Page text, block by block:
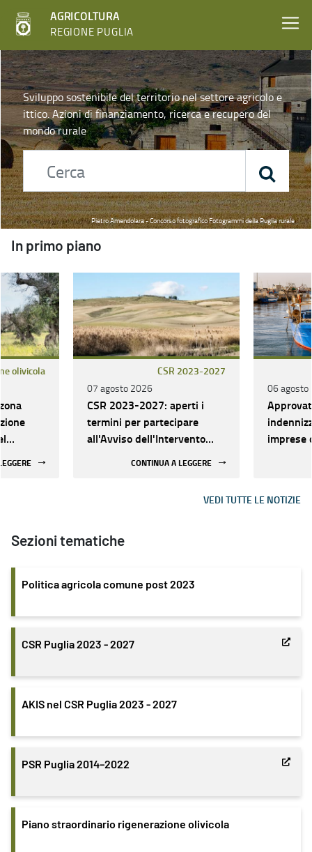
AGRICOLTURA
REGIONE PUGLIA
Home - Agricoltura
Sviluppo sostenibile del territorio nel settore agricolo e
ittico. Azioni di finanziamento, ricerca e recupero del
mondo rurale
Pietro Amendolara - Concorso fotografico Fotogrammi della Puglia rurale
In primo piano
olivicola
CSR 2023-2027
07 agosto 2026
CSR 2023-2027: aperti i
termini per partecipare
all'Avviso dell'Intervento
CONTINUA A LEGGERE
06 agosto
imprese
Oriente
VEDI TUTTE LE NOTIZIE
Sezioni tematiche
Politica agricola comune post 2023
CSR Puglia 2023 - 2027
AKIS nel CSR Puglia 2023 - 2027
PSR Puglia 2014–2022
Piano straordinario rigenerazione olivicola